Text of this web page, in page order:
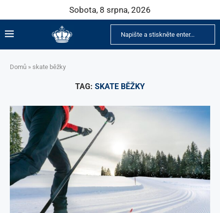
Sobota, 8 srpna, 2026
Domů » skate běžky
TAG: SKATE BĚŽKY